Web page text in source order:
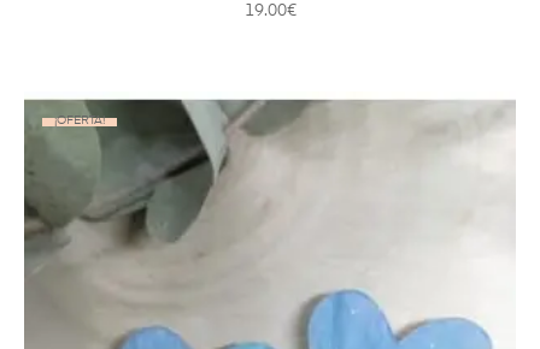
19.00€
¡OFERTA!